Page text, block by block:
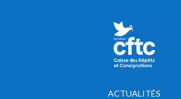
ACTUALITÉS